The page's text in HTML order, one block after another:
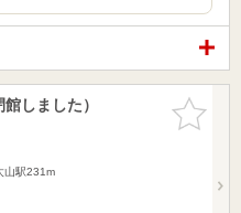
お気に入
りに追加
しました）
山駅231m